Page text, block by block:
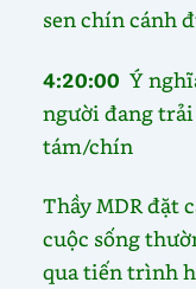
sen chín cánh
4:20:00Ý
người đang
tám/chín
Thầy MDR đặt
cuộc sống
qua tiến trình